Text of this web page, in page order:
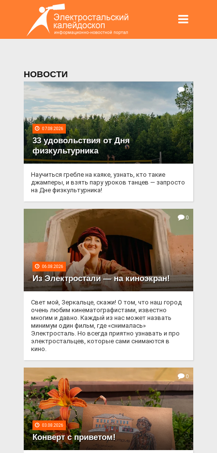
НОВОСТИ
0
07.08.2026
33 удовольствия от Дня
физкультурника
Научиться гребле на каяке, узнать, кто такие
джамперы, и взять пару уроков танцев — запросто
на Дне физкультурника!
0
06.08.2026
Из Электростали — на киноэкран!
Свет мой, Зеркальце, скажи! О том, что наш город
очень любим кинематографистами, известно
многим и давно. Каждый из нас может назвать
минимум один фильм, где «снималась»
Электросталь. Но всегда приятно узнавать и про
электростальцев, которые сами снимаются в
кино.
0
03.08.2026
Конверт с приветом!